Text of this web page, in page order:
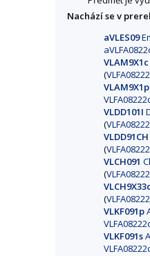
Nachází se v
aVLES09
VLAM9X1c
(
VLAM9X1p
VLDD101I
(
VLDD91CH
(
VLCH091
(
VLCH9X33c
(
VLKF091p
VLKF091s